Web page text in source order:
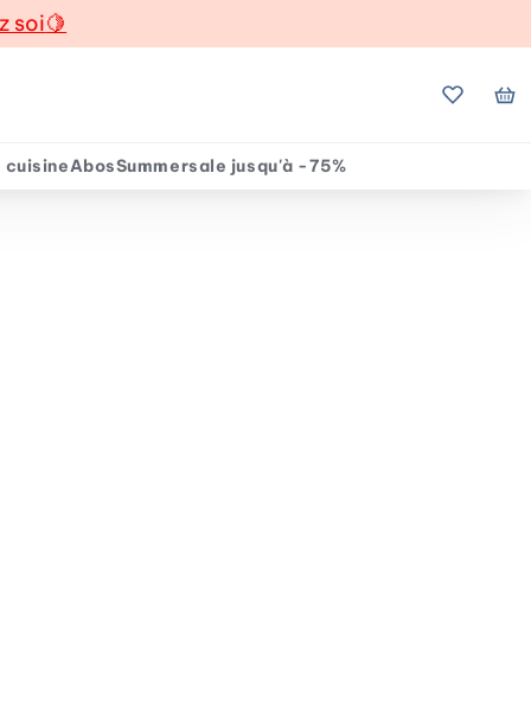
soi🍋
Mes
cuisineAbosSummersale jusqu'à -75%